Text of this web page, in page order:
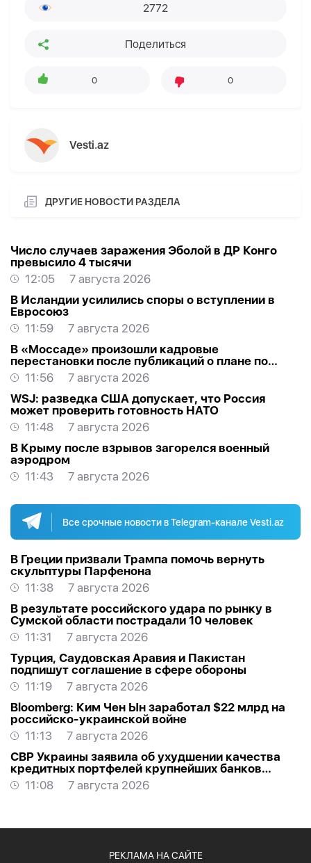
2772
Поделиться
0 0
Vesti.az
ДРУГИЕ НОВОСТИ РАЗДЕЛА
Число случаев заражения Эболой в ДР Конго
превысило 4 тысячи
12:05
7 августа 2026
В Исландии усилились споры о вступлении в
Евросоюз
11:59
7 августа 2026
В «Моссаде» произошли кадровые
перестановки после публикаций о плане по
Ирану
11:56
7 августа 2026
WSJ: разведка США допускает, что Россия
может проверить готовность НАТО
11:48
7 августа 2026
В Крыму после взрывов загорелся военный
аэродром
11:43
7 августа 2026
Все срочные новости в Telegram-канале Vesti.az
В Греции призвали Трампа помочь вернуть
скульптуры Парфенона
11:38
7 августа 2026
В результате российского удара по рынку в
Сумской области пострадали 10 человек
11:31
7 августа 2026
Турция, Саудовская Аравия и Пакистан
подпишут соглашение в сфере обороны
11:19
7 августа 2026
Bloomberg: Ким Чен Ын заработал $22 млрд на
российско-украинской войне
11:13
7 августа 2026
СВР Украины заявила об ухудшении качества
кредитных портфелей крупнейших банков
России
11:08 7 августа 2026
РЕКЛАМА НА САЙТЕ